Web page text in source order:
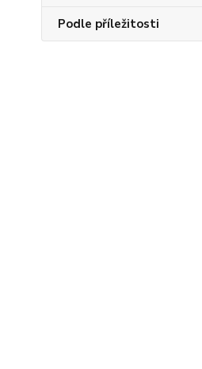
Podle příležitosti